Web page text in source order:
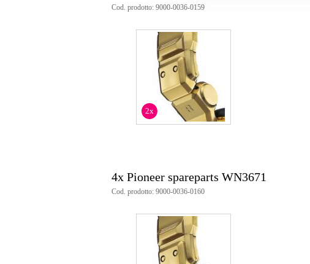
Cod. prodotto: 9000-0036-0159
2x
4x Pioneer spareparts WN3671
Cod. prodotto: 9000-0036-0160